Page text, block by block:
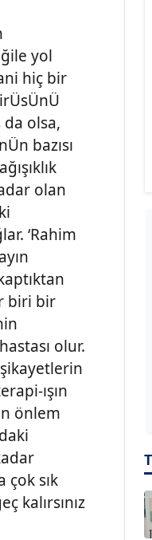
yol
hiç bir
da olsa,
bazısı
olan
‘Rahim
biri bir
olur.
ışın
önlem
çok sık
kalırsınız